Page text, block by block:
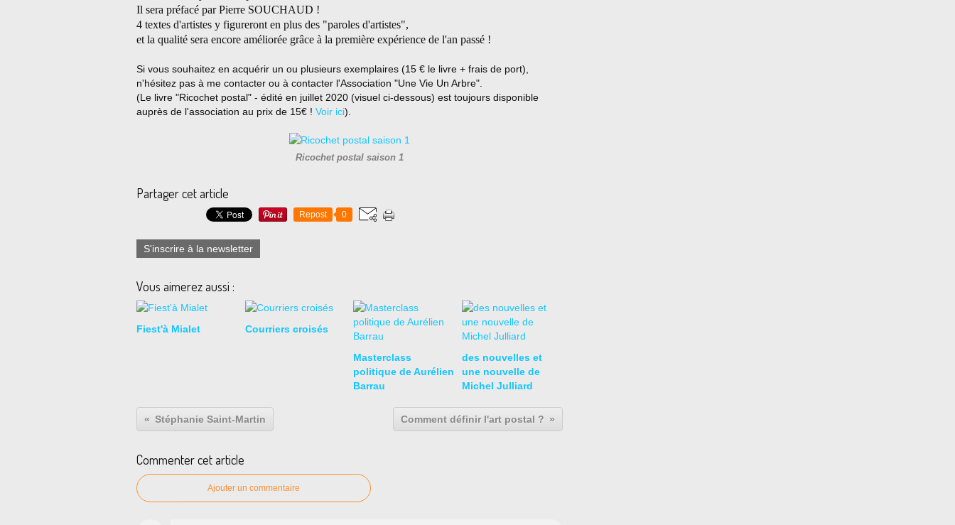
Il sera préfacé par Pierre SOUCHAUD !
4 textes d'artistes y figureront en plus des "paroles d'artistes",
et la qualité sera encore améliorée grâce à la première expérience de l'an passé !
Si vous souhaitez en acquérir un ou plusieurs exemplaires (15 € le livre + frais de port),
n'hésitez pas à me contacter ou à contacter l'Association "Une Vie Un Arbre".
(Le livre "Ricochet postal" - édité en juillet 2020 (visuel ci-dessous) est toujours disponible
auprès de l'association au prix de 15€ ! Voir ici).
Ricochet postal saison 1
Partager cet article
Repost 0
S'inscrire à la newsletter
Vous aimerez aussi :
Fiest'à Mialet Courriers croisés
Masterclass
politique de Aurélien
Barrau
des nouvelles et
une nouvelle de
Michel Julliard
Stéphanie Saint-Martin Comment définir l'art postal ?
Commenter cet article
Ajouter un commentaire